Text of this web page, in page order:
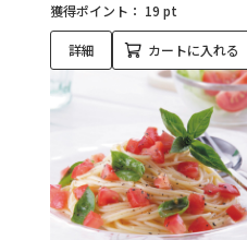
獲得ポイント： 19 pt
詳細 カートに入れる